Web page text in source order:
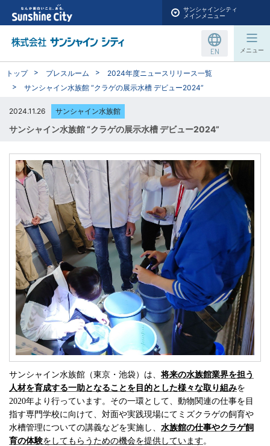
サンシャインシティ
メインメニュー
EN メニュー
トップ プレスルーム
2024年度ニュースリリース一覧
サンシャイン水族館 “クラゲの展示水槽 デビュー2024”
2024.11.26 サンシャイン水族館
サンシャイン水族館 “クラゲの展示水槽 デビュー2024”
サンシャイン水族館（東京・池袋）は、将来の水族館業界を担う
人材を育成する一助となることを目的とした様々な取り組みを
2020年より行っています。 その一環として、動物関連の仕事を目
指す専門学校に向けて、対面や実践現場にてミズクラゲの飼育や
水槽管理についての講義などを実施し、 水族館の仕事やクラゲ飼
育の体験をしてもらうための機会を提供しています 。